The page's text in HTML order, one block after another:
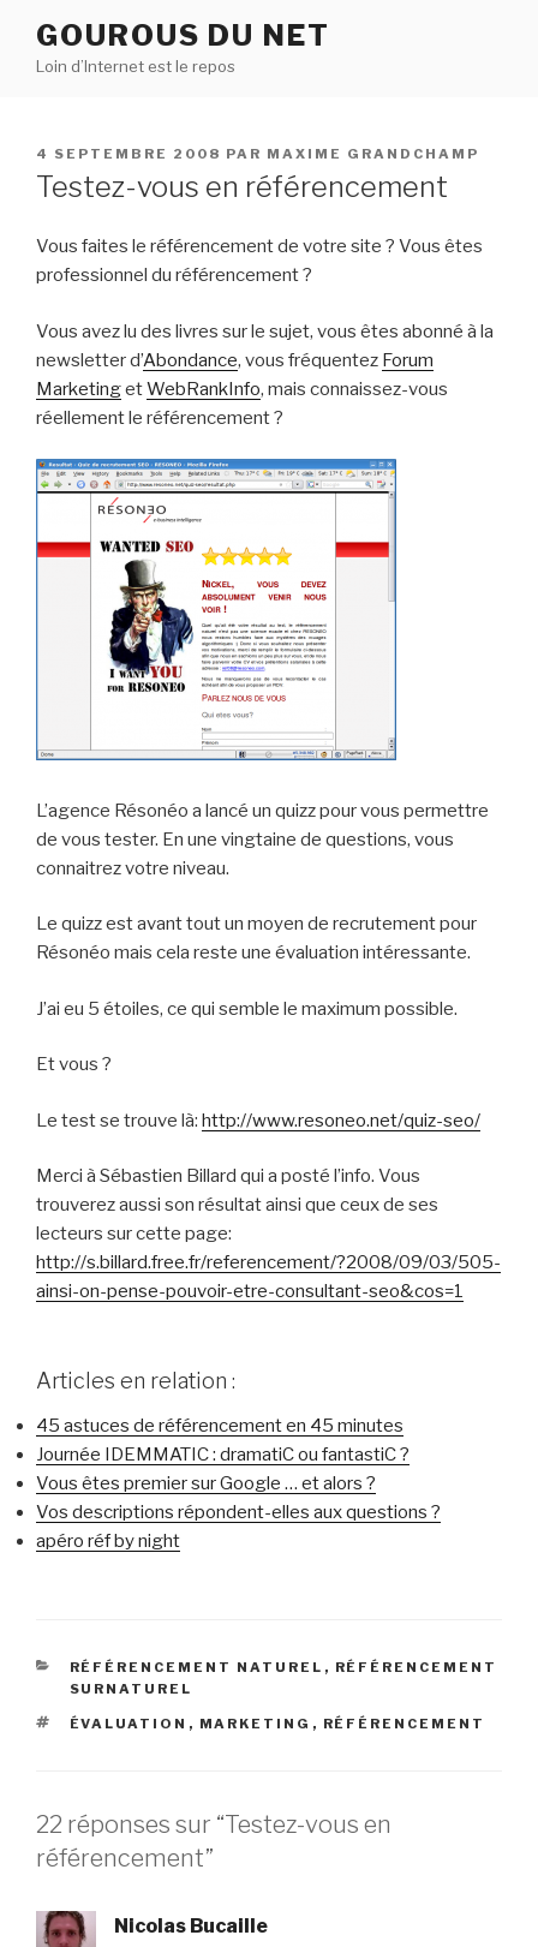
contenu
GOUROUS DU NET
Loin d’Internet est le repos
PUBLIÉ
LE
4 SEPTEMBRE 2008 PAR MAXIME GRANDCHAMP
Testez-vous en référencement
Vous faites le référencement de votre site ? Vous êtes
professionnel du référencement ?
Vous avez lu des livres sur le sujet, vous êtes abonné à la
newsletter d’Abondance, vous fréquentez Forum
MarketingetWebRankInfo, mais connaissez-vous
réellement le référencement ?
L’agence Résonéo a lancé un quizz pour vous permettre
de vous tester. En une vingtaine de questions, vous
connaitrez votre niveau.
Le quizz est avant tout un moyen de recrutement pour
Résonéo mais cela reste une évaluation intéressante.
J’ai eu 5 étoiles, ce qui semble le maximum possible.
Et vous ?
Le test se trouve là: http://www.resoneo.net/quiz-seo/
Merci à Sébastien Billard qui a posté l’info. Vous
trouverez aussi son résultat ainsi que ceux de ses
lecteurs sur cette page:
http://s.billard.free.fr/referencement/?2008/09/03/505-
ainsi-on-pense-pouvoir-etre-consultant-seo&cos=1
Articles en relation :
45 astuces de référencement en 45 minutes
Journée IDEMMATIC : dramatiC ou fantastiC ?
Vous êtes premier sur Google … et alors ?
Vos descriptions répondent-elles aux questions ?
apéro réf by night
CATÉGORIES
RÉFÉRENCEMENT NATUREL , RÉFÉRENCEMENT
SURNATUREL
ÉTIQUETTES
ÉVALUATION , MARKETING , RÉFÉRENCEMENT
22 réponses sur “Testez-vous en
référencement”
Nicolas Bucaille